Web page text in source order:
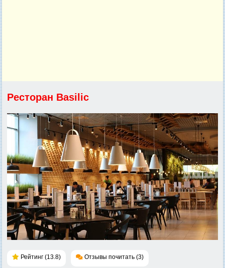
Ресторан Basilic
Рейтинг (13.8) Отзывы почитать (3)